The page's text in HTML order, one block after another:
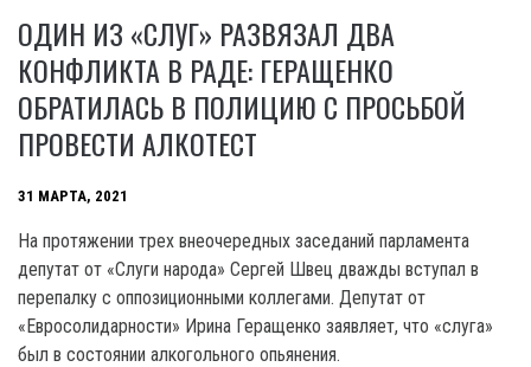
ОДИН ИЗ «СЛУГ» РАЗВЯЗАЛ ДВА
КОНФЛИКТА В РАДЕ: ГЕРАЩЕНКО
ОБРАТИЛАСЬ В ПОЛИЦИЮ С ПРОСЬБОЙ
ПРОВЕСТИ АЛКОТЕСТ
31 МАРТА, 2021
На протяжении трех внеочередных заседаний парламента
депутат от «Слуги народа» Сергей Швец дважды вступал в
перепалку с оппозиционными коллегами. Депутат от
«Евросолидарности» Ирина Геращенко заявляет, что «слуга»
был в состоянии алкогольного опьянения.